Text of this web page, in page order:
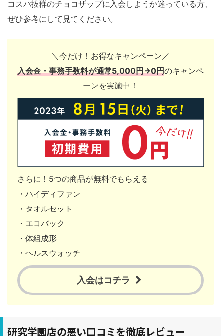
コスパ抜群のチョコザップに入会しようか迷っている方、
ぜひ参考にして見てください。
＼今だけ！お得なキャンペーン／
入会金・事務手数料が通常5,000円→0円のキャンペ
ーンを実施中！
さらに！5つの商品が無料でもらえる
・ハイディファン
・タオルセット
・エコバック
・体組成形
・ヘルスウォッチ
入会はコチラ
研究学園店の悪い口コミを徹底レビュー